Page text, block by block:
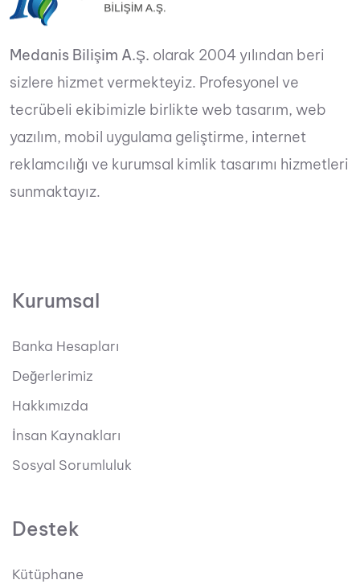
Medanis Bilişim A.Ş. olarak 2004 yılından beri
sizlere hizmet vermekteyiz. Profesyonel ve
tecrübeli ekibimizle birlikte web tasarım, web
yazılım, mobil uygulama geliştirme, internet
reklamcılığı ve kurumsal kimlik tasarımı hizmetleri
sunmaktayız.
Kurumsal
Banka Hesapları
Değerlerimiz
Hakkımızda
İnsan Kaynakları
Sosyal Sorumluluk
Destek
Kütüphane